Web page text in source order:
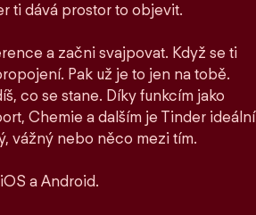
ti dává prostor to objevit.
a začni svajpovat. Když se ti
Pak už je to jen na tobě.
co se stane. Díky funkcím jako
Chemie a dalším je Tinder ideální
vážný nebo něco mezi tím.
a Android.